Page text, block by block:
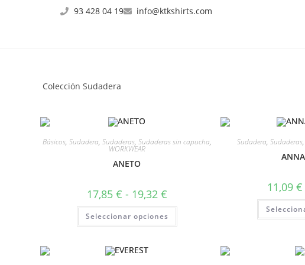
93 428 04 19 info@ktkshirts.com
Colección Sudadera
Básicos, Sudadera, Sudaderas, Sudaderas sin capucha,
WORKWEAR
ANETO
17,85 € - 19,32 €
Seleccionar opciones
Sudadera, Sudaderas,
11,09 €